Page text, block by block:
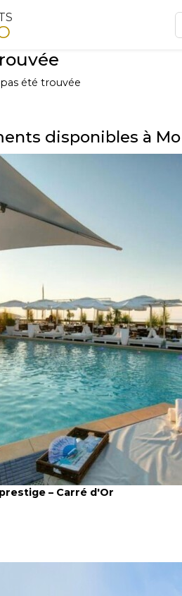
été trouvée
disponibles à
– Carré d'Or